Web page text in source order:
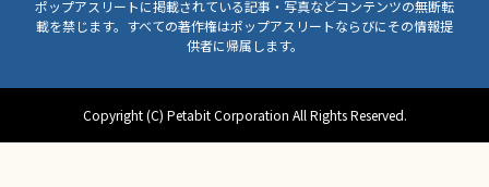
ポップアスリートに掲載されている記事・写真などコンテンツの無断転
載を禁じます。すべての著作権はポップアスリートならびにその情報提
供者に帰属します。
Copyright (C) Petabit Corporation All Rights Reserved.